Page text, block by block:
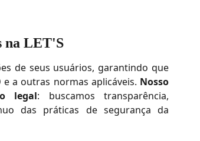
na LET'S
de seus usuários, garantindo que
a outras normas aplicáveis. Nosso
legal: buscamos transparência,
das práticas de segurança da